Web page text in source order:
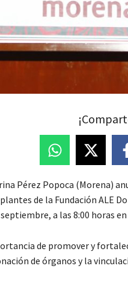
Pérez Popoca (Morena)
de la Fundación ALE
a las 8:00 horas
de promover y
de órganos y la